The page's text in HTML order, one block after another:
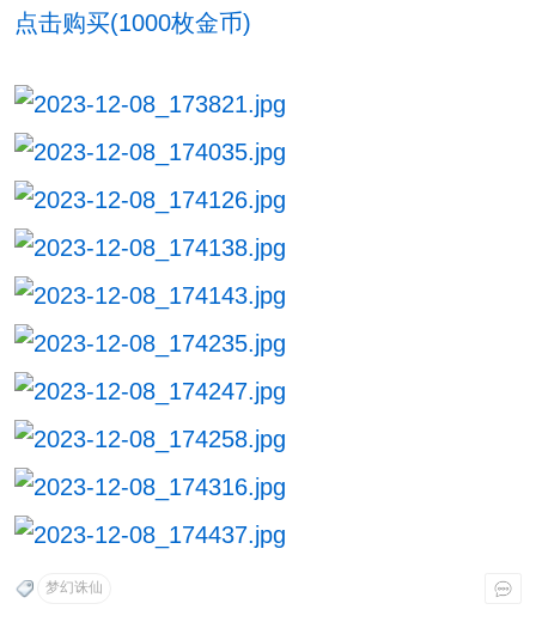
点击购买(1000枚金币)
梦幻诛仙